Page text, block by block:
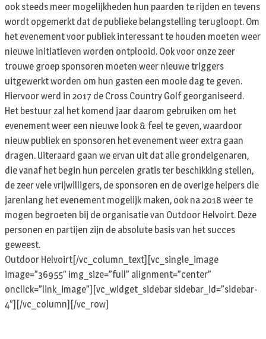
ook steeds meer mogelijkheden hun paarden te rijden en tevens
wordt opgemerkt dat de publieke belangstelling terugloopt. Om
het evenement voor publiek interessant te houden moeten weer
nieuwe initiatieven worden ontplooid. Ook voor onze zeer
trouwe groep sponsoren moeten weer nieuwe triggers
uitgewerkt worden om hun gasten een mooie dag te geven.
Hiervoor werd in 2017 de Cross Country Golf georganiseerd.
Het bestuur zal het komend jaar daarom gebruiken om het
evenement weer een nieuwe look & feel te geven, waardoor
nieuw publiek en sponsoren het evenement weer extra gaan
dragen. Uiteraard gaan we ervan uit dat alle grondeigenaren,
die vanaf het begin hun percelen gratis ter beschikking stellen,
de zeer vele vrijwilligers, de sponsoren en de overige helpers die
jarenlang het evenement mogelijk maken, ook na 2018 weer te
mogen begroeten bij de organisatie van Outdoor Helvoirt. Deze
personen en partijen zijn de absolute basis van het succes
geweest.
Outdoor Helvoirt[/vc_column_text][vc_single_image
image=”36955″ img_size=”full” alignment=”center”
onclick=”link_image”][vc_widget_sidebar sidebar_id=”sidebar-
4″][/vc_column][/vc_row]